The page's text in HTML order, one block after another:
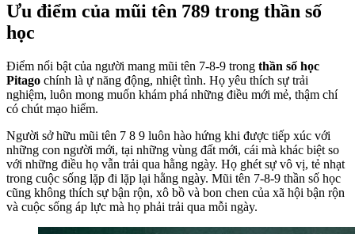
Ưu điểm của mũi tên 789 trong thần số
học
Điểm nổi bật của người mang mũi tên 7-8-9 trong thần số học
Pitago chính là ự năng động, nhiệt tình. Họ yêu thích sự trải
nghiệm, luôn mong muốn khám phá những điều mới mẻ, thậm chí
có chút mạo hiểm.
Người sở hữu mũi tên 7 8 9 luôn hào hứng khi được tiếp xúc với
những con người mới, tại những vùng đất mới, cái mà khác biệt so
với những điều họ vẫn trải qua hằng ngày. Họ ghét sự vô vị, tẻ nhạt
trong cuộc sống lặp đi lặp lại hằng ngày. Mũi tên 7-8-9 thần số học
cũng không thích sự bận rộn, xô bồ và bon chen của xã hội bận rộn
và cuộc sống áp lực mà họ phải trải qua mỗi ngày.